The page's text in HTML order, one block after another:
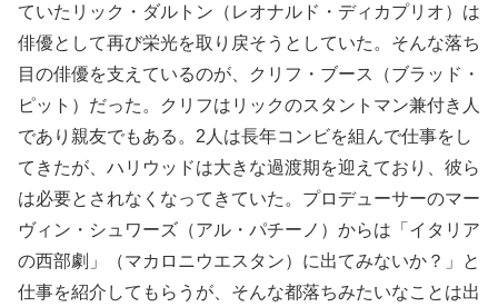
ていたリック・ダルトン（レオナルド・ディカプリオ）は
俳優として再び栄光を取り戻そうとしていた。そんな落ち
目の俳優を支えているのが、クリフ・ブース（ブラッド・
ピット）だった。クリフはリックのスタントマン兼付き人
であり親友でもある。2人は長年コンビを組んで仕事をし
てきたが、ハリウッドは大きな過渡期を迎えており、彼ら
は必要とされなくなってきていた。プロデューサーのマー
ヴィン・シュワーズ（アル・パチーノ）からは「イタリア
の西部劇」（マカロニウエスタン）に出てみないか？」と
仕事を紹介してもらうが、そんな都落ちみたいなことは出